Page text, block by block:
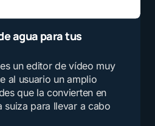
agua para tus
un editor de vídeo muy
al usuario un amplio
que la convierten en
suiza para llevar a cabo